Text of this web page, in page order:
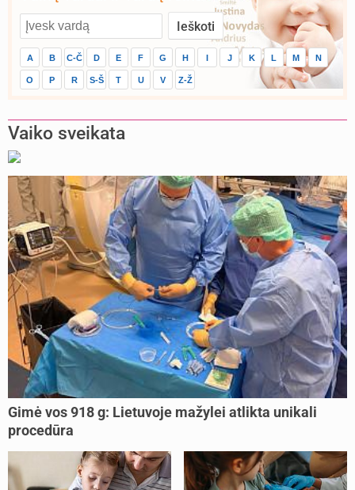
A B C-Č D E F G H J K L M N
O P R S-Š T U V Z-Ž
Vaiko sveikata
Gimė vos 918 g: Lietuvoje mažylei atlikta unikali
procedūra